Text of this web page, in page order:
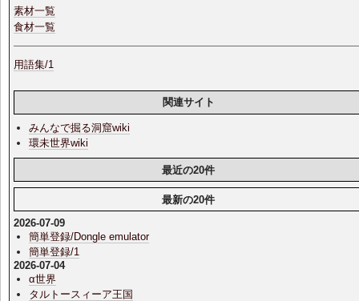
素材一覧
食材一覧
用語集/1
関連サイト
みんなで掘る洞窟wiki
環未世界wiki
最近の20件
最新の20件
2026-07-09
簡単登録/Dongle emulator
簡単登録/1
2026-07-04
α世界
タルトースィーア王国